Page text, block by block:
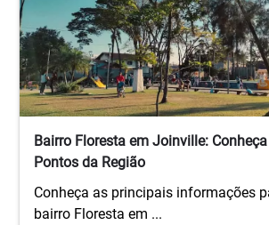
Bairro Floresta em Joinville:
Pontos da Região
Conheça as principais informações
bairro Floresta em ...